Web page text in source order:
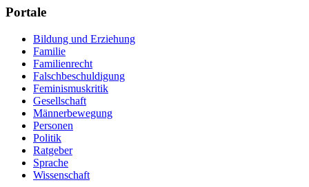
Portale
Bildung und Erziehung
Familie
Familienrecht
Falschbeschuldigung
Feminismuskritik
Gesellschaft
Männerbewegung
Personen
Politik
Ratgeber
Sprache
Wissenschaft